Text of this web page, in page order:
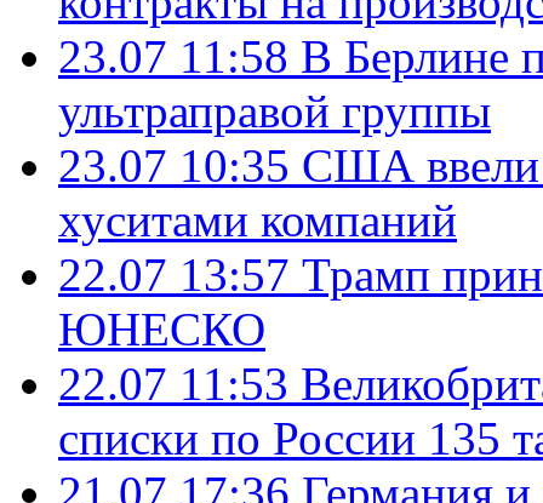
23.07 11:58 В Берлине
ультраправой группы
23.07 10:35 США ввели
хуситами компаний
22.07 13:57 Трамп
ЮНЕСКО
22.07 11:53
списки по России 135
21.07 17:36 Германия